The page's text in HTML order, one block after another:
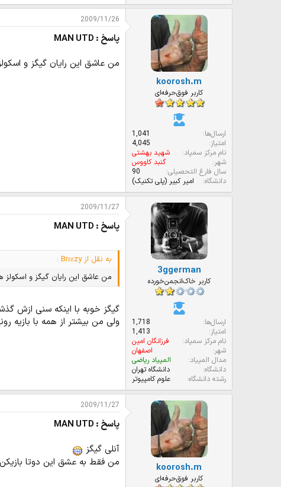
koorosh.m
کاربر فوق‌حرفه‌ای
ارسال‌ها
1,041
امتیاز
4,045
نام مرکز سمپاد
شهید بهشتی
شهر
گنبد کاووس
سال فارغ التحصیلی
90
دانشگاه
امیر کبیر (پلی تکنیک)
2009/11/26
پاسخ : MAN UTD
من عاشق این رایان گیگز و
3ggerman
کاربر خاک‌انجمن‌خورده
ارسال‌ها
1,718
امتیاز
1,413
نام مرکز سمپاد
فرزانگان امین
شهر
اصفهان
مدال المپیاد
المپیاد ریاضی
دانشگاه
دانشگاه تهران
رشته دانشگاه
علوم کامپیوتر
2009/11/27
پاسخ : MAN UTD
به نقل از Brεεzy :
من عاشق این رایان گیگز و اسکولز
گیگز خوبه با اینکه سنی ازش
ولی من بیشتر از همه با بازیه
koorosh.m
کاربر فوق‌حرفه‌ای
2009/11/27
پاسخ : MAN UTD
آنلی گیگز
من فقط به عشق این دوتا